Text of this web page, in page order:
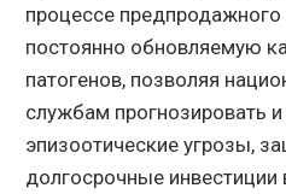
процессе
постоянно обновляемую
патогенов, позволяя
службам прогнозировать
эпизоотические угрозы,
долгосрочные инвестиции